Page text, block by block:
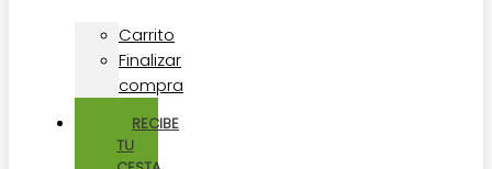
Carrito
Finalizar
compra
RECIBE
TU